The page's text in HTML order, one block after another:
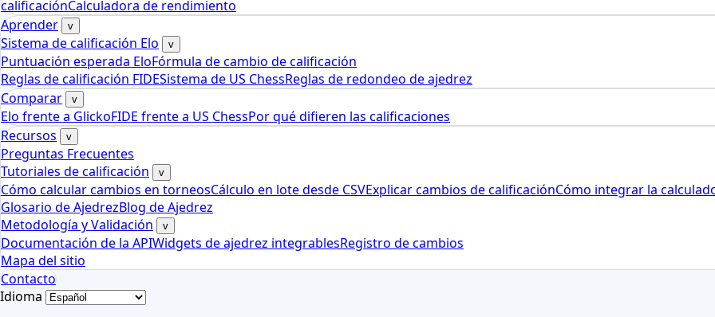
calificaciónCalculadora de rendimiento
Aprender
v
Sistema de calificación Elo v
Puntuación esperada EloFórmula de cambio de calificación
Reglas de calificación FIDESistema de US ChessReglas de redondeo de ajedrez
Comparar
v
Elo frente a GlickoFIDE frente a US ChessPor qué difieren las calificaciones
Recursos
v
Preguntas Frecuentes
Tutoriales de calificación
v
Cómo calcular cambios en torneosCálculo en lote desde CSVExplicar cambios de calificaciónCómo integrar la
Glosario de AjedrezBlog de Ajedrez
Metodología y Validación
v
Documentación de la APIWidgets de ajedrez integrablesRegistro de cambios
Mapa del sitio
Contacto
Idioma